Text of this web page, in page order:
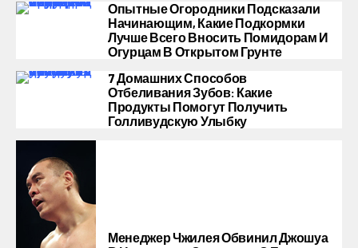
Опытные Огородники Подсказали
Начинающим, Какие Подкормки
Лучше Всего Вносить Помидорам И
Огурцам В Открытом Грунте
7 Домашних Способов
Отбеливания Зубов: Какие
Продукты Помогут Получить
Голливудскую Улыбку
Менеджер Чжилея Обвинил Джошуа